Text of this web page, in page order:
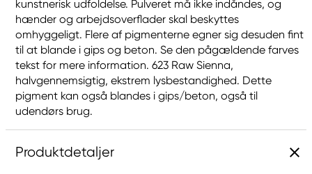
kunstnerisk udfoldelse. Pulveret må ikke indåndes, og
hænder og arbejdsoverflader skal beskyttes
omhyggeligt. Flere af pigmenterne egner sig desuden fint
til at blande i gips og beton. Se den pågældende farves
tekst for mere information. 623 Raw Sienna,
halvgennemsigtig, ekstrem lysbestandighed. Dette
pigment kan også blandes i gips/beton, også til
udendørs brug.
Produktdetaljer